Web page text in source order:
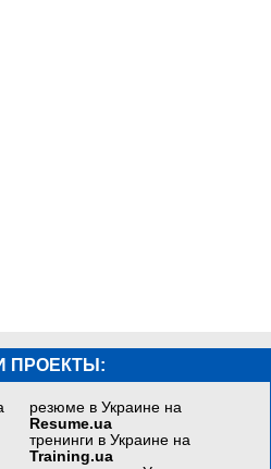
ПРОЕКТЫ:
резюме в Украине на
Resume.ua
тренинги в Украине на
Training.ua